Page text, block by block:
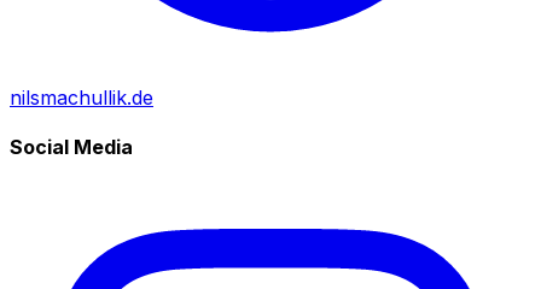
nilsmachullik.de
Social Media